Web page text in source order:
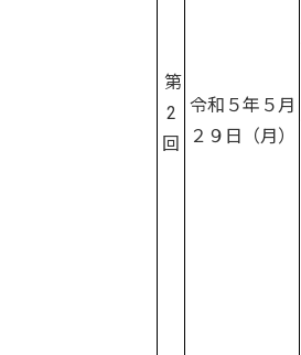
第
2
回
令和５年５月
２９日（月）